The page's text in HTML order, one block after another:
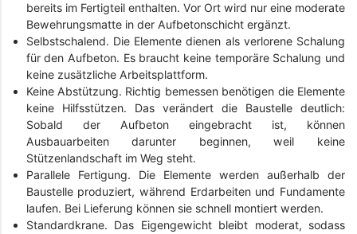
bereits im Fertigteil enthalten. Vor Ort wird nur eine moderate
Bewehrungsmatte in der Aufbetonschicht ergänzt.
Selbstschalend. Die Elemente dienen als verlorene Schalung
für den Aufbeton. Es braucht keine temporäre Schalung und
keine zusätzliche Arbeitsplattform.
Keine Abstützung. Richtig bemessen benötigen die Elemente
keine Hilfsstützen. Das verändert die Baustelle deutlich:
Sobald der Aufbeton eingebracht ist, können
Ausbauarbeiten darunter beginnen, weil keine
Stützenlandschaft im Weg steht.
Parallele Fertigung. Die Elemente werden außerhalb der
Baustelle produziert, während Erdarbeiten und Fundamente
laufen. Bei Lieferung können sie schnell montiert werden.
Standardkrane. Das Eigengewicht bleibt moderat, sodass